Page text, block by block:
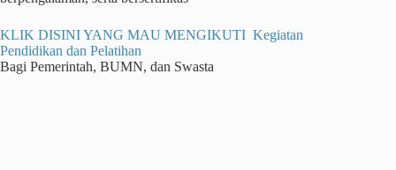
KLIK DISINI YANG MAU MENGIKUTI Kegiatan
Pendidikan dan Pelatihan
Bagi Pemerintah, BUMN, dan Swasta